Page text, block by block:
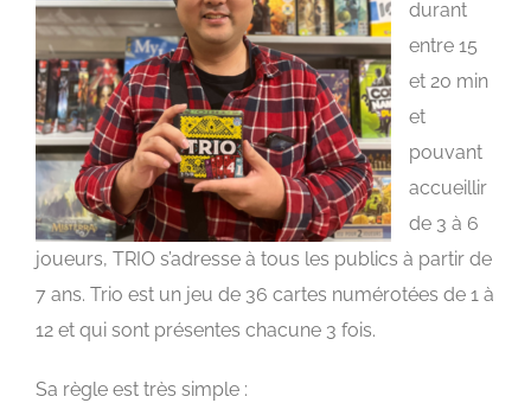
durant
entre 15
et 20 min
et
pouvant
accueillir
de 3 à 6
joueurs, TRIO s’adresse à tous les publics à partir de
7 ans. Trio est un jeu de 36 cartes numérotées de 1 à
12 et qui sont présentes chacune 3 fois.
Sa règle est très simple :